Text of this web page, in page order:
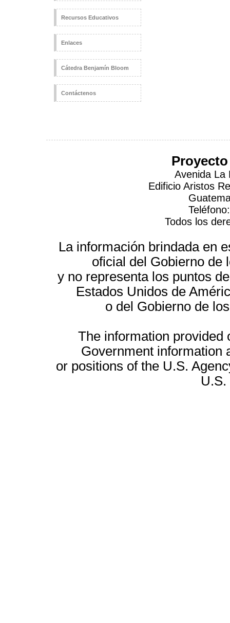
Recursos Educativos
Enlaces
Cátedra Benjamín Bloom
Contáctenos
Avenida La
Edificio Aristos
Todos los
La información brindada en
oficial del Gobierno de
y no representa los puntos
Estados Unidos de
o del Gobierno de
The information provided
Government information
or positions of the U.S.